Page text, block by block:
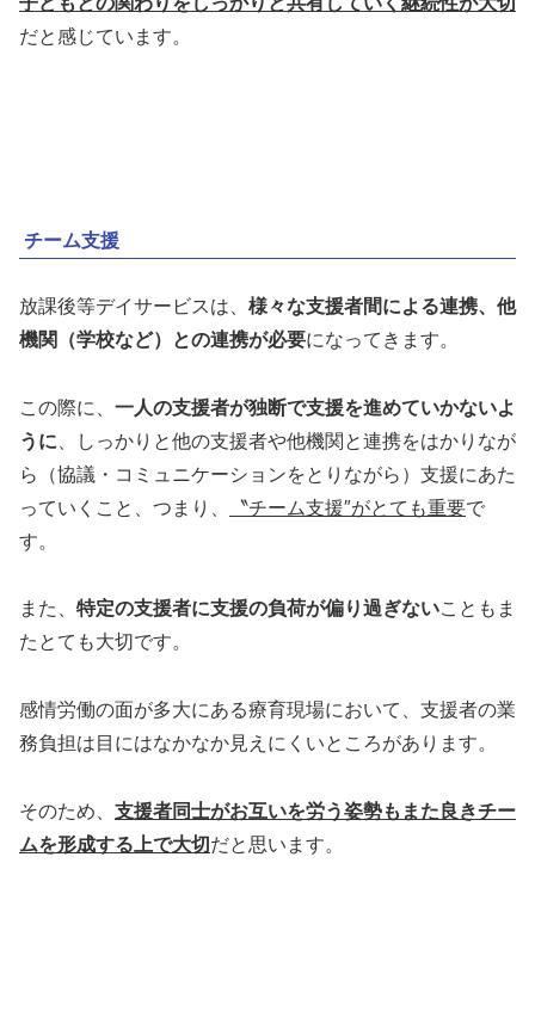
だと感じています。
チーム支援
放課後等デイサービスは、 様々な支援者間による連携、他
機関（学校など）との連携が必要になってきます。
この際に、 一人の支援者が独断で支援を進めていかないよ
うに 、しっかりと他の支援者や他機関と連携をはかりなが
ら（協議・コミュニケーションをとりながら）支援にあた
っていくこと、つまり、
〝チーム支援″がとても重要で
す。
また、 特定の支援者に支援の負荷が偏り過ぎないこともま
たとても大切です。
感情労働の面が多大にある療育現場において、支援者の業
務負担は目にはなかなか見えにくいところがあります。
そのため、 支援者同士がお互いを労う姿勢もまた良きチー
ムを形成する上で大切 だと思います。